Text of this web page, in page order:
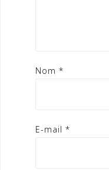
Nom *
E-mail *